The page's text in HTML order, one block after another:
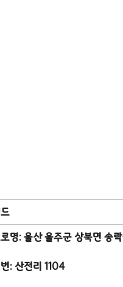
명: 울산 울주군 상북면 송
: 산전리 1104